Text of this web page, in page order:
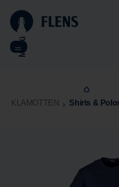
springen
Menü
KLAMOTTEN
Shirts &